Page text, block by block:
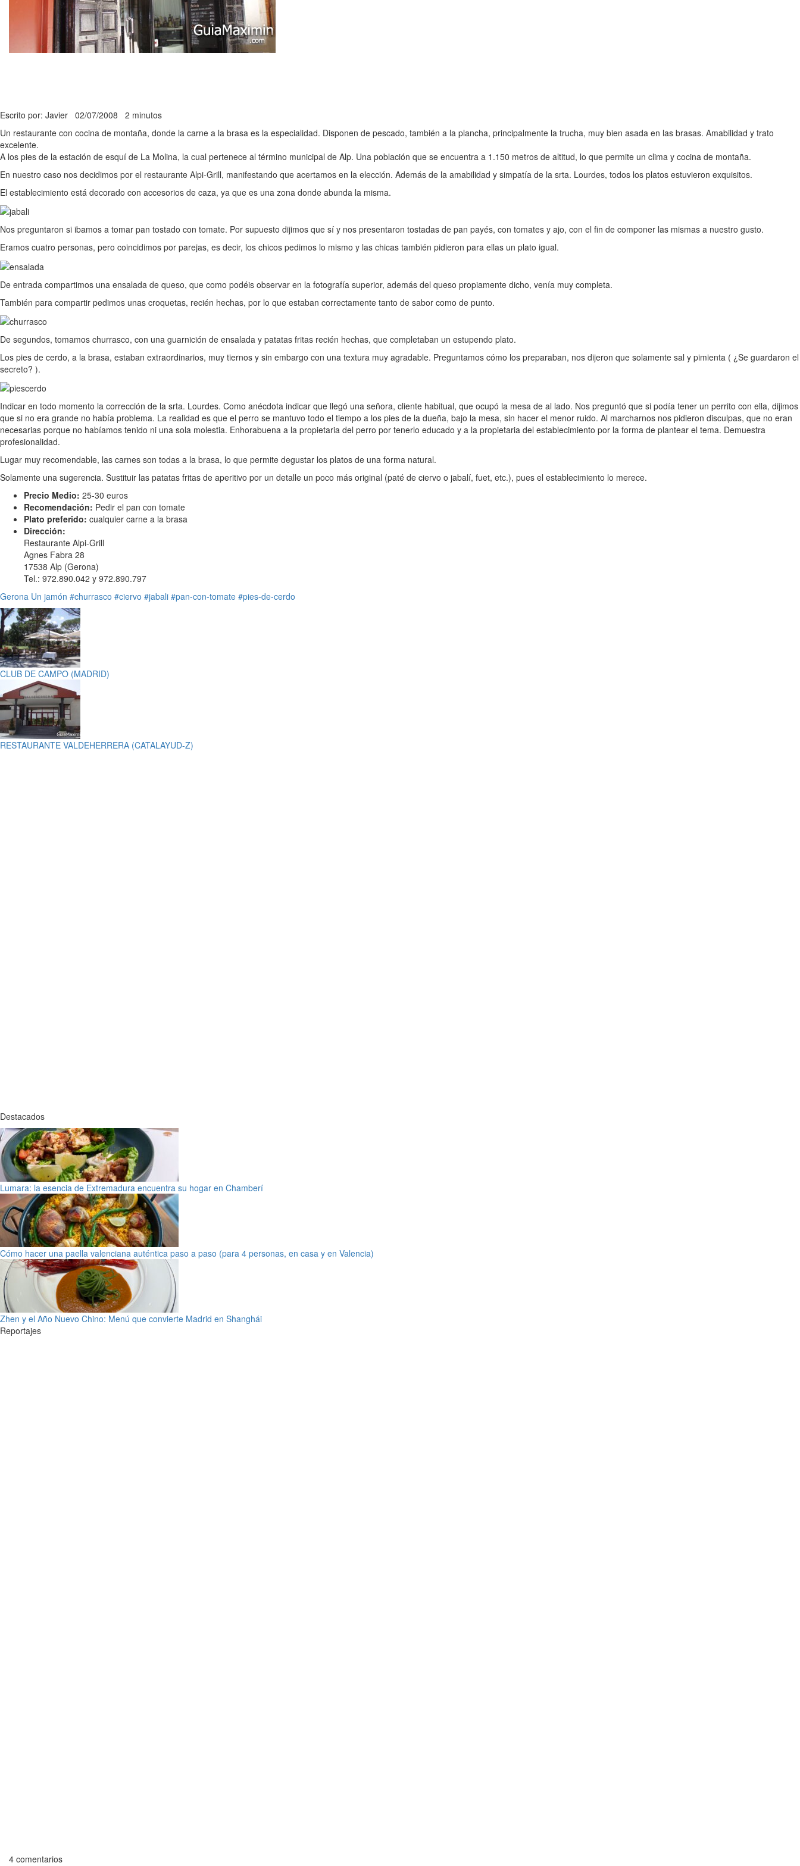
Escrito por: Javier 02/07/2008 2 minutos
Un restaurante con cocina de montaña, donde la carne a la brasa es la especialidad. Disponen de pescado, también a la plancha, principalmente la trucha, muy bien asada en las brasas. Amabilidad y trato
excelente.
A los pies de la estación de esquí de La Molina, la cual pertenece al término municipal de Alp. Una población que se encuentra a 1.150 metros de altitud, lo que permite un clima y cocina de montaña.
En nuestro caso nos decidimos por el restaurante Alpi-Grill, manifestando que acertamos en la elección. Además de la amabilidad y simpatía de la srta. Lourdes, todos los platos estuvieron exquisitos.
El establecimiento está decorado con accesorios de caza, ya que es una zona donde abunda la misma.
Nos preguntaron si ibamos a tomar pan tostado con tomate. Por supuesto dijimos que sí y nos presentaron tostadas de pan payés, con tomates y ajo, con el fin de componer las mismas a nuestro gusto.
Eramos cuatro personas, pero coincidimos por parejas, es decir, los chicos pedimos lo mismo y las chicas también pidieron para ellas un plato igual.
De entrada compartimos una ensalada de queso, que como podéis observar en la fotografía superior, además del queso propiamente dicho, venía muy completa.
También para compartir pedimos unas croquetas, recién hechas, por lo que estaban correctamente tanto de sabor como de punto.
De segundos, tomamos churrasco, con una guarnición de ensalada y patatas fritas recién hechas, que completaban un estupendo plato.
Los pies de cerdo, a la brasa, estaban extraordinarios, muy tiernos y sin embargo con una textura muy agradable. Preguntamos cómo los preparaban, nos dijeron que solamente sal y pimienta ( ¿Se guardaron el
secreto? ).
Indicar en todo momento la corrección de la srta. Lourdes. Como anécdota indicar que llegó una señora, cliente habitual, que ocupó la mesa de al lado. Nos preguntó que si podía tener un perrito con ella, dijimos
que si no era grande no había problema. La realidad es que el perro se mantuvo todo el tiempo a los pies de la dueña, bajo la mesa, sin hacer el menor ruido. Al marcharnos nos pidieron disculpas, que no eran
necesarias porque no habíamos tenido ni una sola molestia. Enhorabuena a la propietaria del perro por tenerlo educado y a la propietaria del establecimiento por la forma de plantear el tema. Demuestra
profesionalidad.
Lugar muy recomendable, las carnes son todas a la brasa, lo que permite degustar los platos de una forma natural.
Solamente una sugerencia. Sustituir las patatas fritas de aperitivo por un detalle un poco más original (paté de ciervo o jabalí, fuet, etc.), pues el establecimiento lo merece.
Precio Medio: 25-30 euros
Recomendación: Pedir el pan con tomate
Plato preferido: cualquier carne a la brasa
Dirección:
Restaurante Alpi-Grill
Agnes Fabra 28
17538 Alp (Gerona)
Tel.: 972.890.042 y 972.890.797
Gerona Un jamón #churrasco #ciervo #jabali #pan-con-tomate #pies-de-cerdo
CLUB DE CAMPO (MADRID)
RESTAURANTE VALDEHERRERA (CATALAYUD-Z)
Destacados
Lumara: la esencia de Extremadura encuentra su hogar en Chamberí
Cómo hacer una paella valenciana auténtica paso a paso (para 4 personas, en casa y en Valencia)
Zhen y el Año Nuevo Chino: Menú que convierte Madrid en Shanghái
Reportajes
4 comentarios